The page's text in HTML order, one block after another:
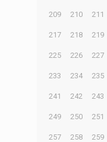
209 210 211
217 218 219
225 226 227
233 234 235
241 242 243
249 250 251
257 258 259